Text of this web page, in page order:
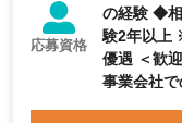
応募資格
の経験 ◆
験2年以上
優遇 ＜歓迎条件＞ ◆税理士または有資格者 ◆一般
事業会社